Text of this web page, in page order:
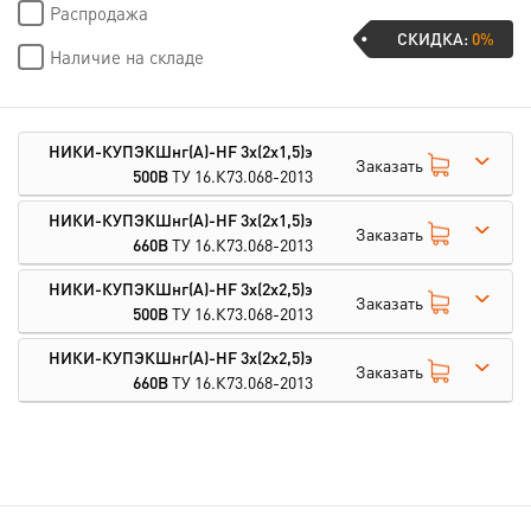
Распродажа
Наличие на складе
СКИДКА:0%
НИКИ-КУПЭКШнг(А)-HF 3х(2х1,5)э
500ВТУ 16.К73.068-2013 Заказать
НИКИ-КУПЭКШнг(А)-HF 3х(2х1,5)э
660ВТУ 16.К73.068-2013 Заказать
НИКИ-КУПЭКШнг(А)-HF 3х(2х2,5)э
500ВТУ 16.К73.068-2013 Заказать
НИКИ-КУПЭКШнг(А)-HF 3х(2х2,5)э
660ВТУ 16.К73.068-2013 Заказать